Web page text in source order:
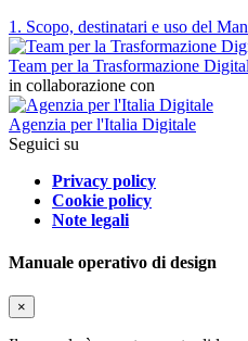
1. Scopo, destinatari e uso del
Team per la Trasformazione
in collaborazione con
Agenzia per l'Italia Digitale
Seguici su
Privacy policy
Cookie policy
Note legali
Manuale operativo di design
×